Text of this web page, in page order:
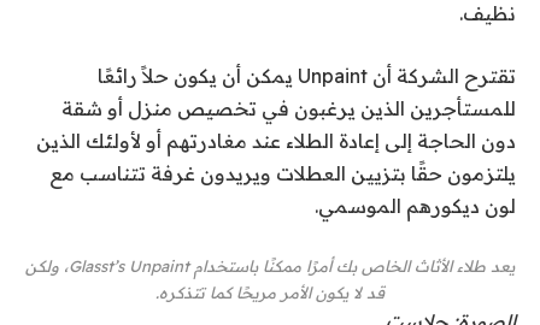
نظيف.
تقترح الشركة أن Unpaint يمكن أن يكون حلاً رائعًا
للمستأجرين الذين يرغبون في تخصيص منزل أو شقة
دون الحاجة إلى إعادة الطلاء عند مغادرتهم أو لأولئك الذين
يلتزمون حقًا بتزيين العطلات ويريدون غرفة تتناسب مع
لون ديكورهم الموسمي.
يعد طلاء الأثاث الخاص بك أمرًا ممكنًا باستخدام Glasst’s Unpaint، ولكن
قد لا يكون الأمر مريحًا كما تتذكره.